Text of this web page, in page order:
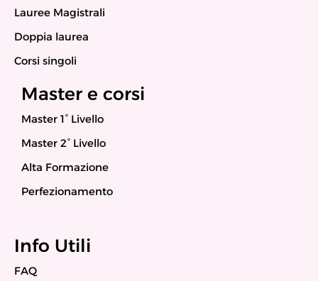
Lauree Magistrali
Doppia laurea
Corsi singoli
Master e corsi
Master 1° Livello
Master 2° Livello
Alta Formazione
Perfezionamento
Info Utili
FAQ